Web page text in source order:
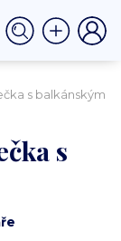
s balkánským
s